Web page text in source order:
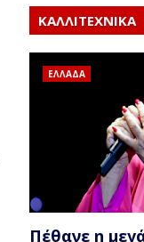
ΚΑΛΛΙΤΕΧΝΙΚΑ
ΕΛΛΑΔΑ
Πέθανε η